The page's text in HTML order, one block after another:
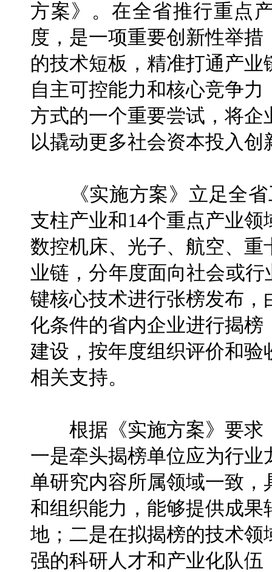
方案》。在全省推行重点
度，是一项重要创新性举
的技术短板，精准打通产
自主可控能力和核心竞争
方式的一个重要尝试，将
以撬动更多社会资本投入创
《实施方案》立足全省
支柱产业和14个重点产业
数控机床、光子、航空、重
业链，分年度面向社会或
键核心技术进行张榜发布
化条件的省内企业进行揭
建设，按年度组织评价和
相关支持。
根据《实施方案》要求
一是牵头揭榜单位应为行
单研究内容所属领域一致
和组织能力，能够提供成
地；二是在拟揭榜的技术
强的科研人才和产业化队